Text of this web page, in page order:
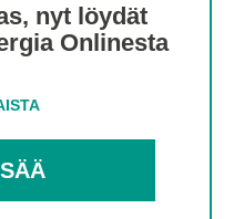
nyt löydät
Onlinesta